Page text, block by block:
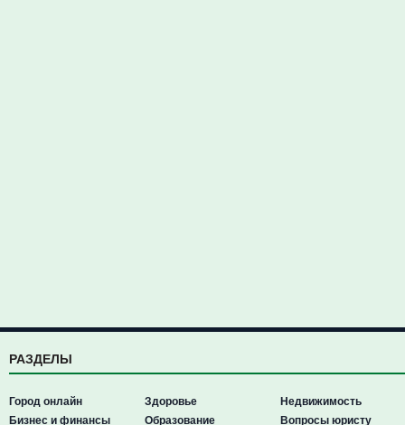
РАЗДЕЛЫ
Город онлайн
Бизнес и финансы
Здоровье
Образование
Недвижимость
Вопросы юристу